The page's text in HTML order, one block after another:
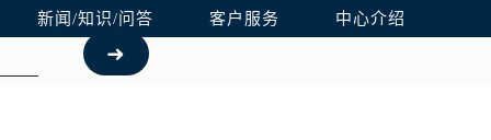
新闻/知识/问答 客户服务 中心介绍